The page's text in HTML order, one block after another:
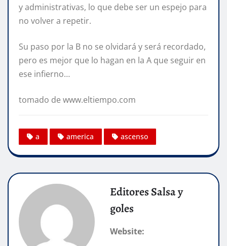
y administrativas, lo que debe ser un espejo para
no volver a repetir.
Su paso por la B no se olvidará y será recordado,
pero es mejor que lo hagan en la A que seguir en
ese infierno…
tomado de www.eltiempo.com
a america ascenso
Editores Salsa y
goles
Website: